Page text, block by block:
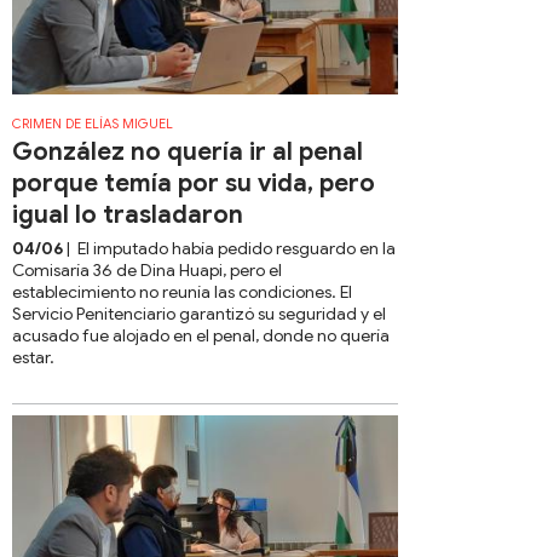
CRIMEN DE ELÍAS MIGUEL
González no quería ir al penal
porque temía por su vida, pero
igual lo trasladaron
04/06| El imputado había pedido resguardo en la
Comisaría 36 de Dina Huapi, pero el
establecimiento no reunía las condiciones. El
Servicio Penitenciario garantizó su seguridad y el
acusado fue alojado en el penal, donde no quería
estar.